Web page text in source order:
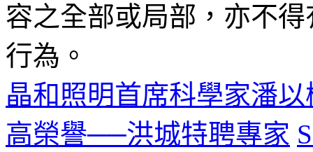
容之全部或局部，亦不
行為。
晶和照明首席科學家潘
高榮譽──洪城特聘專家